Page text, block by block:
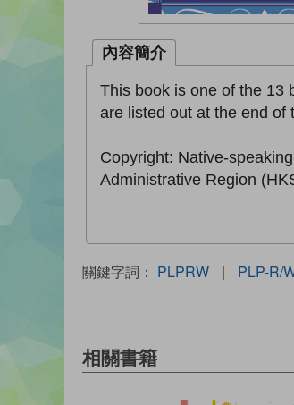
內容簡介
This book is one of the 13
are listed out at the end of
Copyright: Native-
Administrative Region
關鍵字詞： PLPRW | PLP-R/
相關書籍